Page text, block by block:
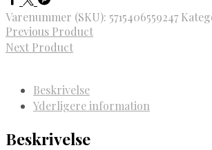
Varenummer (SKU): 5715406559247
Previous Product
Next Product
Beskrivelse
Yderligere information
Beskrivelse